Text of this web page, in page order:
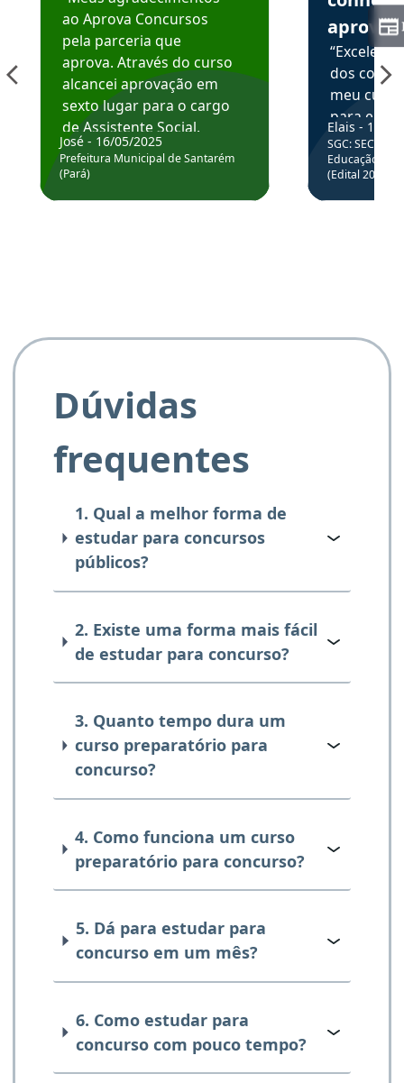
ao Aprova Concursos
pela parceria que
aprova. Através do curso
alcancei aprovação em
sexto lugar para o cargo
de Assistente Social.
Hoje estou atuando na
Prefeitura de Santarém.
José - 16/05/2025
Prefeitura Municipal de Santarém
(Pará)
aprova
dos
meu
para
colocar
através
de
Elais - 15/
SGC: SEC BA
Educação
(Edital
Dúvidas
frequentes
1. Qual a melhor forma de
estudar para concursos
públicos?
2. Existe uma forma mais fácil
de estudar para concurso?
3. Quanto tempo dura um
curso preparatório para
concurso?
4. Como funciona um curso
preparatório para concurso?
5. Dá para estudar para
concurso em um mês?
6. Como estudar para
concurso com pouco tempo?